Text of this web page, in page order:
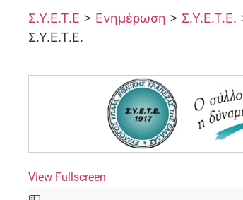
Σ.Υ.Ε.Τ.Ε > Ενημέρωση > Σ.Υ.Ε.Τ.Ε.
Σ.Υ.Ε.Τ.Ε.
View Fullscreen